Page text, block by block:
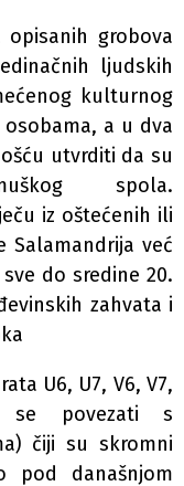
grobova
ljudskih
kulturnog
a u dva
utvrditi da su
spola.
iz oštećenih ili
Salamandrija već
do sredine 20.
zahvata i
U6, U7, V6, V7,
povezati s
čiji su skromni
pod današnjom